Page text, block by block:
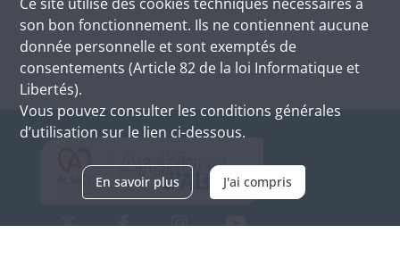
son bon fonctionnement. Ils ne contiennent aucune
donnée personnelle et sont exemptés de
consentements (Article 82 de la loi Informatique et
Libertés).
Vous pouvez consulter les conditions générales
d’utilisation sur le lien ci-dessous.
En savoir plus J'ai compris